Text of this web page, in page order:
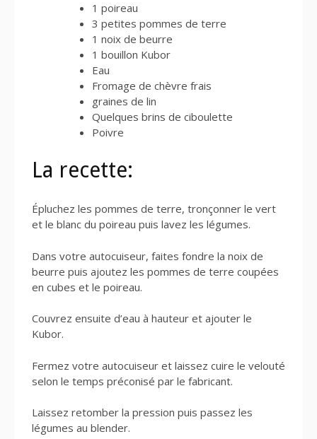
1 poireau
3 petites pommes de terre
1 noix de beurre
1 bouillon Kubor
Eau
Fromage de chèvre frais
graines de lin
Quelques brins de ciboulette
Poivre
La recette:
Épluchez les pommes de terre, tronçonner le vert
et le blanc du poireau puis lavez les légumes.
Dans votre autocuiseur, faites fondre la noix de
beurre puis ajoutez les pommes de terre coupées
en cubes et le poireau.
Couvrez ensuite d’eau à hauteur et ajouter le
Kubor.
Fermez votre autocuiseur et laissez cuire le velouté
selon le temps préconisé par le fabricant.
Laissez retomber la pression puis passez les
légumes au blender.